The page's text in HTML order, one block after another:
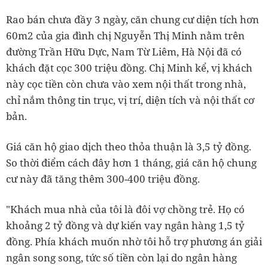
Rao bán chưa đầy 3 ngày, căn chung cư diện tích hơn
60m2 của gia đình chị Nguyễn Thị Minh nằm trên
đường Trần Hữu Dực, Nam Từ Liêm, Hà Nội đã có
khách đặt cọc 300 triệu đồng. Chị Minh kể, vị khách
này cọc tiền còn chưa vào xem nội thất trong nhà,
chỉ nắm thông tin trục, vị trí, diện tích và nội thất cơ
bản.
Giá căn hộ giao dịch theo thỏa thuận là 3,5 tỷ đồng.
So thời điểm cách đây hơn 1 tháng, giá căn hộ chung
cư này đã tăng thêm 300-400 triệu đồng.
"Khách mua nhà của tôi là đôi vợ chồng trẻ. Họ có
khoảng 2 tỷ đồng và dự kiến vay ngân hàng 1,5 tỷ
đồng. Phía khách muốn nhờ tôi hỗ trợ phương án giải
ngân song song, tức số tiền còn lại do ngân hàng